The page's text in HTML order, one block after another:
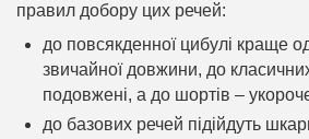
правил добору цих речей:
до повсякденної цибулі краще
звичайної довжини, до
подовжені, а до шортів –
до базових речей підійдуть